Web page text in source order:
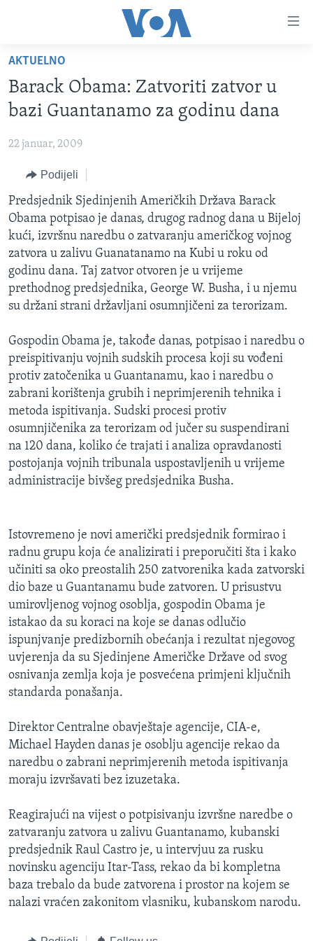
glavni
sadržaj
Pređi
na
glavnu
navigaciju
pretragu
TV PROGRAM
VIJESTI
SJEDINJENE AMERIČKE DRŽAVE
BOSNA I HERCEGOVINA
SVIJET
NAUKA I TEHNOLOGIJA
SPECIJALNI PROJEKTI
KORUPCIJA
SLOBODA MEDIJA
ŽENSKA STRANA
IZBJEGLIČKA STRANA
O GLASU AMERIKE
Learning English
PRATITE NAS
AKTUELNO
Barack Obama: Zatvoriti zatvor u
bazi Guantanamo za godinu dana
22 januar, 2009
Podijeli
Predsjednik Sjedinjenih Američkih Država Barack
Obama potpisao je danas, drugog radnog dana u Bijeloj
kući, izvršnu naredbu o zatvaranju američkog vojnog
zatvora u zalivu Guanatanamo na Kubi u roku od
godinu dana. Taj zatvor otvoren je u vrijeme
prethodnog predsjednika, George W. Busha, i u njemu
su držani strani državljani osumnjičeni za terorizam.
Gospodin Obama je, takođe danas, potpisao i naredbu o
preispitivanju vojnih sudskih procesa koji su vođeni
protiv zatočenika u Guantanamu, kao i naredbu o
zabrani korištenja grubih i neprimjerenih tehnika i
metoda ispitivanja. Sudski procesi protiv
osumnjičenika za terorizam od jučer su suspendirani
na 120 dana, koliko će trajati i analiza opravdanosti
postojanja vojnih tribunala uspostavljenih u vrijeme
administracije bivšeg predsjednika Busha.
Istovremeno je novi američki predsjednik formirao i
radnu grupu koja će analizirati i preporučiti šta i kako
učiniti sa oko preostalih 250 zatvorenika kada zatvorski
dio baze u Guantanamu bude zatvoren. U prisustvu
umirovljenog vojnog osoblja, gospodin Obama je
istakao da su koraci na koje se danas odlučio
ispunjvanje predizbornih obećanja i rezultat njegovog
uvjerenja da su Sjedinjene Američke Države od svog
osnivanja zemlja koja je posvećena primjeni ključnih
standarda ponašanja.
Direktor Centralne obavještaje agencije, CIA-e,
Michael Hayden danas je osoblju agencije rekao da
naredbu o zabrani neprimjerenih metoda ispitivanja
moraju izvršavati bez izuzetaka.
Reagirajući na vijest o potpisivanju izvršne naredbe o
zatvaranju zatvora u zalivu Guantanamo, kubanski
predsjednik Raul Castro je, u intervjuu za rusku
novinsku agenciju Itar-Tass, rekao da bi kompletna
baza trebalo da bude zatvorena i prostor na kojem se
nalazi vraćen zakonitom vlasniku, kubanskom narodu.